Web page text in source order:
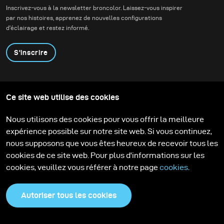
Inscrivez-vous à la newsletter broncolor. Laissez-vous inspirer
par nos histoires, apprenez de nouvelles configurations
d'éclairage et restez informé.
S'inscrire
Contactez-nous
Technologies
Support
Carrière
Media Center
Ce site web utilise des cookies
Nous utilisons des cookies pour vous offrir la meilleure
expérience possible sur notre site web. Si vous continuez,
nous supposons que vous êtes heureux de recevoir tous les
cookies de ce site web. Pour plus d'informations sur les
cookies, veuillez vous référer à notre page cookies
Autoriser tous les cookies